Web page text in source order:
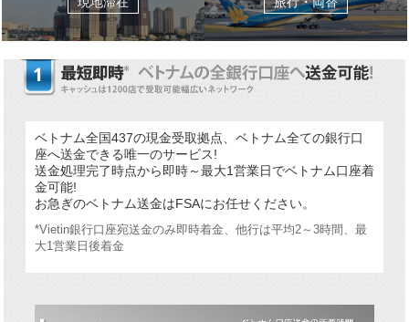
ベトナム全国437の現金受取拠点、ベトナム全ての銀行口
座へ送金できる唯一のサービス!
送金処理完了時点から即時～最大1営業日でベトナム口座着
金可能!
お急ぎのベトナム送金はFSAにお任せください。
*Vietin銀行口座宛送金のみ即時着金、他行は平均2～3時間、最
大1営業日後着金